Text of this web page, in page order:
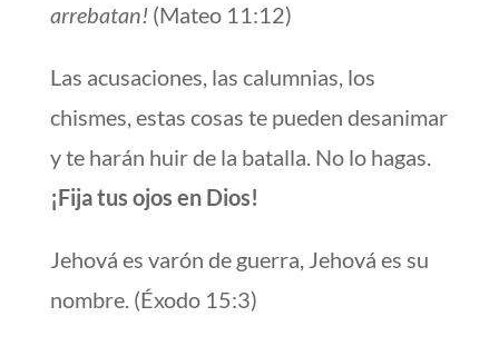
arrebatan! (Mateo 11:12)
Las acusaciones, las calumnias, los
chismes, estas cosas te pueden desanimar
y te harán huir de la batalla. No lo hagas.
¡Fija tus ojos en Dios!
Jehová es varón de guerra, Jehová es su
nombre. (Éxodo 15:3)